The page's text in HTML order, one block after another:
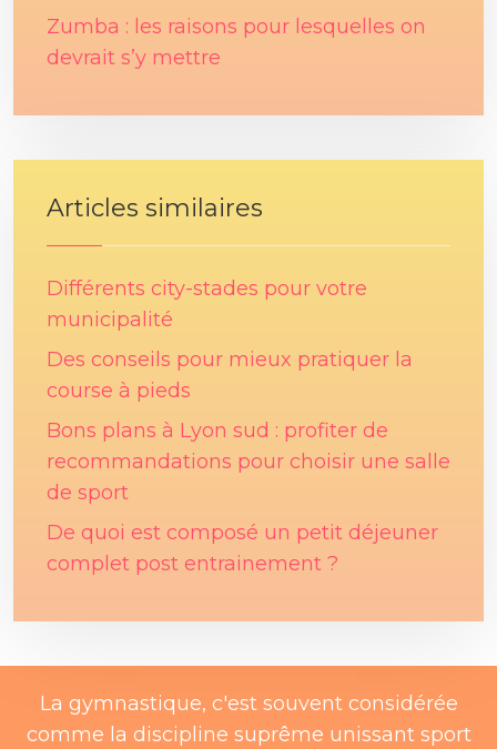
Zumba : les raisons pour lesquelles on
devrait s’y mettre
Articles similaires
Différents city-stades pour votre
municipalité
Des conseils pour mieux pratiquer la
course à pieds
Bons plans à Lyon sud : profiter de
recommandations pour choisir une salle
de sport
De quoi est composé un petit déjeuner
complet post entrainement ?
La gymnastique, c'est souvent considérée
comme la discipline suprême unissant sport